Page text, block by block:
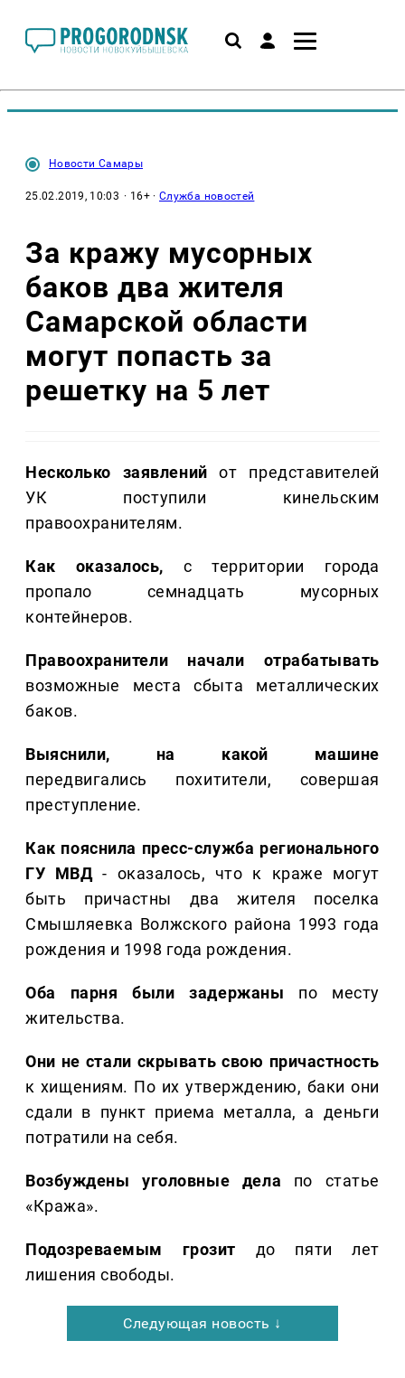
Новости Самары
25.02.2019, 10:03 · 16+ ·Служба новостей
За кражу мусорных
баков два жителя
Самарской области
могут попасть за
решетку на 5 лет
Несколько заявлений от представителей
УК поступили кинельским
правоохранителям.
Как оказалось, с территории города
пропало семнадцать мусорных
контейнеров.
Правоохранители начали отрабатывать
возможные места сбыта металлических
баков.
Выяснили, на какой машине
передвигались похитители, совершая
преступление.
Как пояснила пресс-служба регионального
ГУ МВД- оказалось, что к краже могут
быть причастны два жителя поселка
Смышляевка Волжского района 1993 года
рождения и 1998 года рождения.
Оба парня были задержаны по месту
жительства.
Они не стали скрывать свою причастность
к хищениям. По их утверждению, баки они
сдали в пункт приема металла, а деньги
потратили на себя.
Возбуждены уголовные дела по статье
«Кража».
Подозреваемым грозит до пяти лет
лишения свободы.
Следующая новость ↓